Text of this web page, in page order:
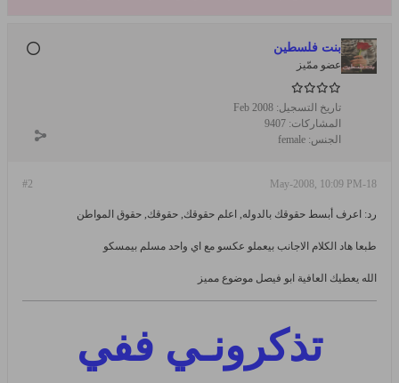
بنت فلسطين
عضو ممّيز
تاريخ التسجيل: Feb 2008
المشاركات: 9407
الجنس: female
#2 18-May-2008, 10:09 PM
رد: اعرف أبسط حقوقك بالدوله, اعلم حقوقك, حقوقك, حقوق المواطن
طبعا هاد الكلام الاجانب بيعملو عكسو مع اي واحد مسلم بيمسكو
الله يعطيك العافية ابو فيصل موضوع مميز
تذكرونـي ففي